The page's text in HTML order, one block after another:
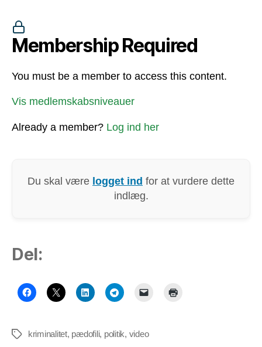
Membership Required
You must be a member to access this content.
Vis medlemskabsniveauer
Already a member? Log ind her
Du skal være logget ind for at vurdere dette
indlæg.
Del:
Tags kriminalitet, pædofili, politik, video